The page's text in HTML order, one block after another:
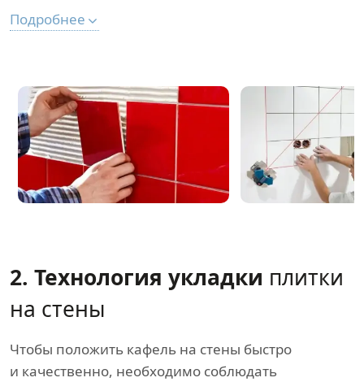
Подробнее
2. Технология укладки плитки
на стены
Чтобы положить кафель на стены быстро
и качественно, необходимо соблюдать